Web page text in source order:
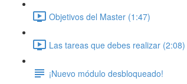
Objetivos del Master (1:47)
Las tareas que debes realizar (2:08)
¡Nuevo módulo desbloqueado!